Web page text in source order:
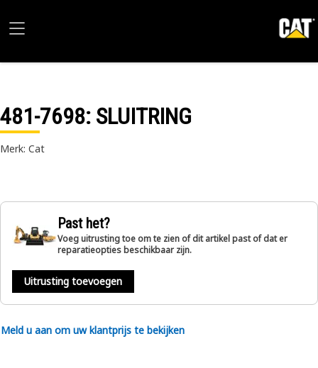
481-7698: SLUITRING
Merk: Cat
Past het?
Voeg uitrusting toe om te zien of dit artikel past of dat er
reparatieopties beschikbaar zijn.
Uitrusting toevoegen
Meld u aan om uw klantprijs te bekijken